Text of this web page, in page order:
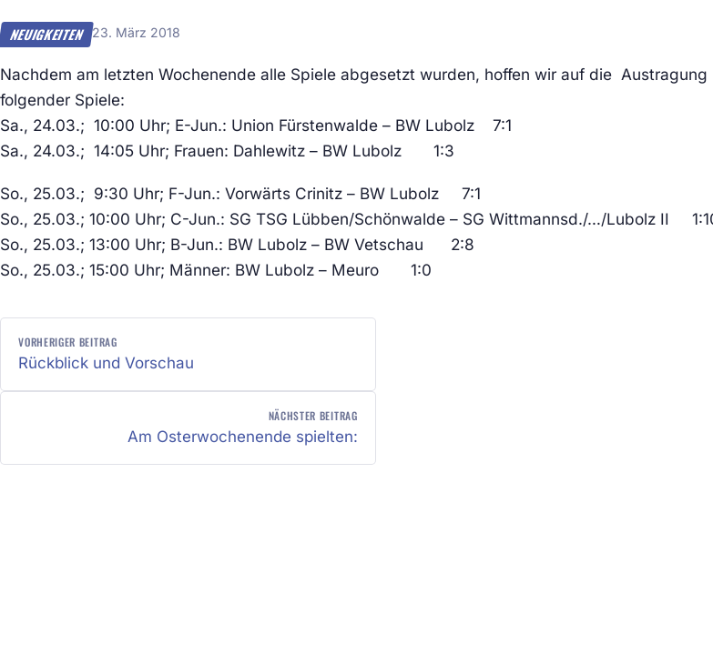
NEUIGKEITEN 23. März 2018
Nachdem am letzten Wochenende alle Spiele abgesetzt wurden, hoffen wir auf die Austragung
folgender Spiele:
Sa., 24.03.; 10:00 Uhr; E-Jun.: Union Fürstenwalde – BW Lubolz 7:1
Sa., 24.03.; 14:05 Uhr; Frauen: Dahlewitz – BW Lubolz 1:3
So., 25.03.; 9:30 Uhr; F-Jun.: Vorwärts Crinitz – BW Lubolz 7:1
So., 25.03.; 10:00 Uhr; C-Jun.: SG TSG Lübben/Schönwalde – SG Wittmannsd./…/Lubolz II
So., 25.03.; 13:00 Uhr; B-Jun.: BW Lubolz – BW Vetschau 2:8
So., 25.03.; 15:00 Uhr; Männer: BW Lubolz – Meuro 1:0
BEITRAGSNAVIGATION
VORHERIGER BEITRAG
Rückblick und Vorschau
NÄCHSTER BEITRAG
Am Osterwochenende spielten: